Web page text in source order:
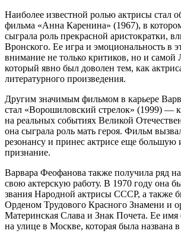
Наиболее известной ролью актрисы стал
фильма «Анна Каренина» (1967), в
сыграла роль прекрасной аристократки,
Вронского. Ее игра и эмоциональность в
внимание не только критиков, но и самой
который явно был доволен тем, как
литературного произведения.
Другим значимым фильмом в карьере
стал «Ворошиловский стрелок» (1999) —
на реальных событиях Великой
она сыграла роль мать героя. Фильм
резонансу и принес актрисе еще большую
признание.
Варвара Феофанова также получила ряд
свою актерскую работу. В 1970 году она
звания Народной актрисы СССР, а также
Орденом Трудового Красного Знамени и
Материнская Слава и Знак Почета. Ее имя
на улице в Москве, которая была названа в